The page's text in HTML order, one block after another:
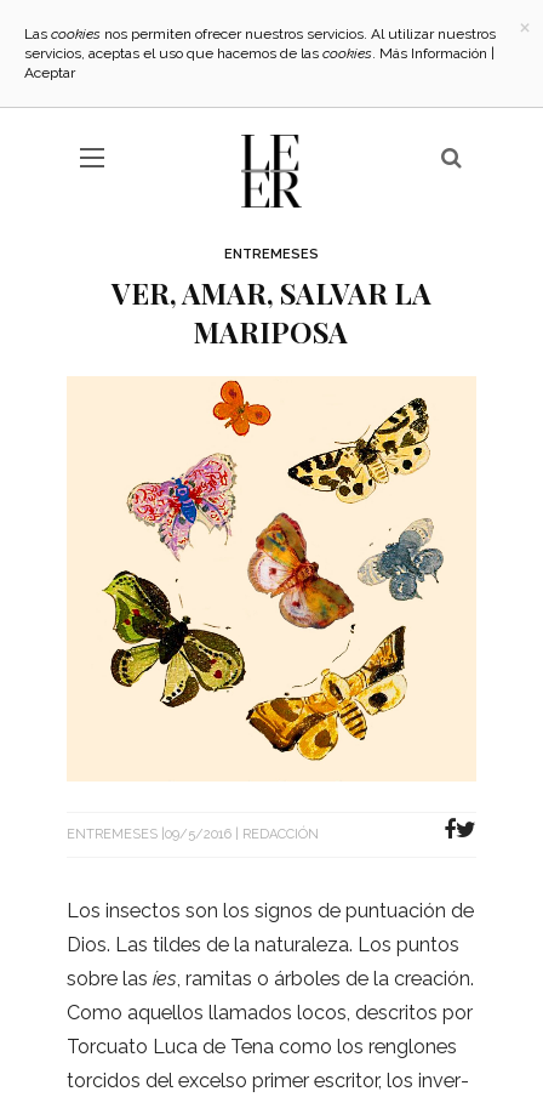
ENTREMESES
VER, AMAR, SALVAR LA
MARIPOSA
ENTREMESES 09/5/2016 REDACCIÓN
Los insec­tos son los sig­nos de pun­tua­ción de
Dios. Las til­des de la natu­ra­leza. Los pun­tos
sobre las íes, rami­tas o árbo­les de la crea­ción.
Como aque­llos lla­ma­dos locos, des­cri­tos por
Tor­cuato Luca de Tena como los ren­glo­nes
tor­ci­dos del excelso pri­mer escri­tor, los inver­
×
Las cookies nos permiten ofrecer nuestros servicios. Al utilizar nuestros
servicios, aceptas el uso que hacemos de las cookies. Más Información
Aceptar